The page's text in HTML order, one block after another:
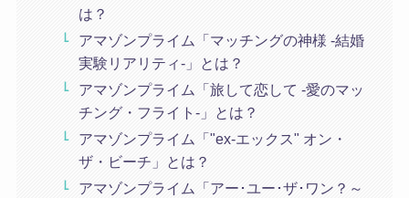
は？
アマゾンプライム「マッチングの神様 -結婚
実験リアリティ-」とは？
アマゾンプライム「旅して恋して -愛のマッ
チング・フライト-」とは？
アマゾンプライム「"ex-エックス" オン・
ザ・ビーチ」とは？
アマゾンプライム「アー･ユー･ザ･ワン？～